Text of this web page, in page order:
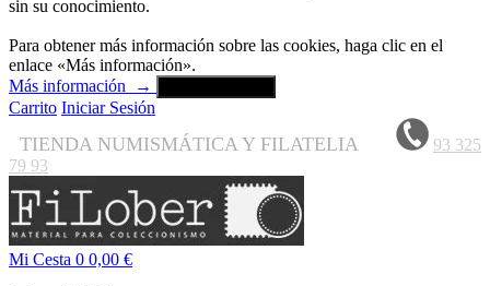
sin su conocimiento.
Para obtener más información sobre las cookies, haga clic en el
enlace «Más información».
Más información
→
Carrito Iniciar Sesión
TIENDA NUMISMÁTICA Y FILATELIA
93 325
79 93
Mi Cesta 0 0,00 €